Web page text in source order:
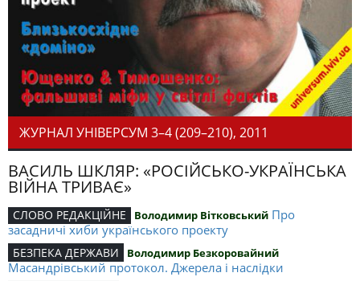
ЖУРНАЛ УНІВЕРСУМ 3–4 (209–210), 2011
ВАСИЛЬ ШКЛЯР: «РОСІЙСЬКО-УКРАЇНСЬКА
ВІЙНА ТРИВАЄ»
СЛОВО РЕДАКЦІЙНЕ Володимир Вітковський Про
засадничі хиби українського проекту
БЕЗПЕКА ДЕРЖАВИ Володимир Безкоровайний
Масандрівський протокол. Джерела і наслідки